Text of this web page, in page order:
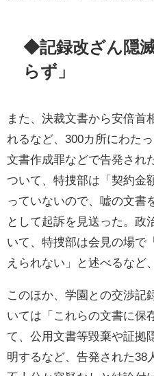
◆記録改ざん隠
らず」
また、決裁文書から安倍首
れるなど、300カ所にわた
文書作成罪などで告発され
ついて、特捜部は「契約金
っていないので、嘘の文書
として起訴を見送った。政
いて、特捜部は会見の場で
えられない」と述べるなど
このほか、学園との交渉記
いては「これらの文書に保
て、公用文書等毀棄や証拠
明するなど、告発された38